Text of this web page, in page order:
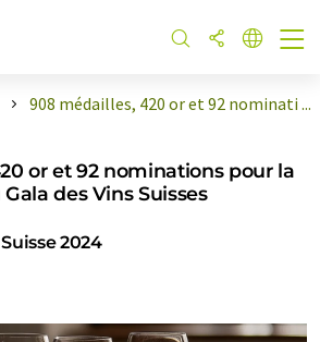
908 médailles, 420 or et 92 nominati ...
or et 92 nominations pour la
des Vins Suisses
2024